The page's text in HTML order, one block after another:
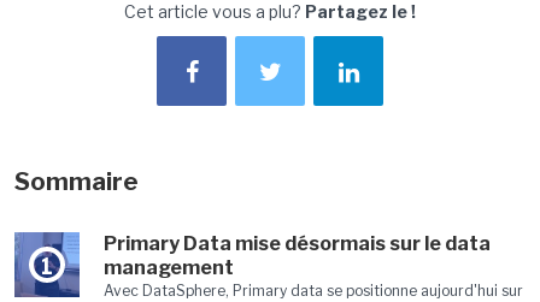
Cet article vous a plu? Partagez le !
Sommaire
1
Primary Data mise désormais sur le data
management
Avec DataSphere, Primary data se positionne aujourd'hui sur